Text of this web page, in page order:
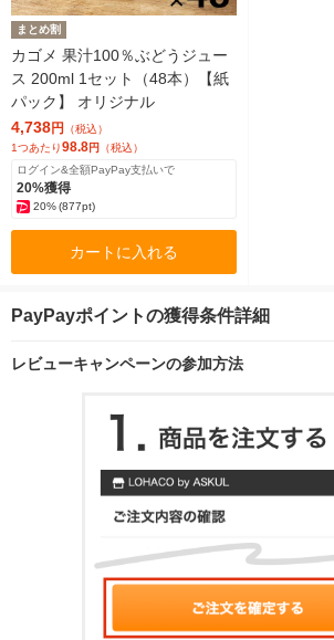
まとめ割
カゴメ 果汁100％ぶどうジュー
ス 200ml 1セット（48本）【紙
パック】 オリジナル
4,738円 （税込）
1つあたり98.8円 （税込）
ログイン&全額PayPay支払いで
20%獲得
20%(877pt)
カートに入れる
PayPayポイントの獲得条件詳細
レビューキャンペーンの参加方法